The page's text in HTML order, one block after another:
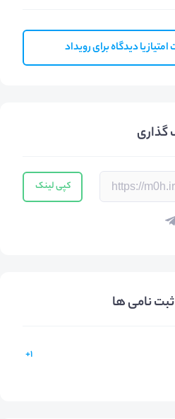
امتیاز یا دیدگاه برای رویداد
گذاری
کپی لینک
نامی ها
1+